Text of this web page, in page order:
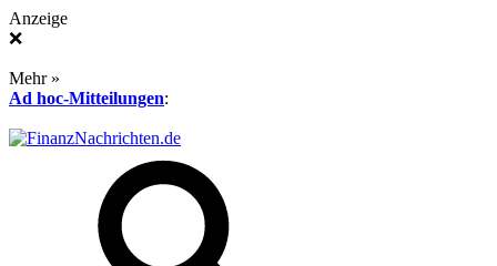
Anzeige
❌
Mehr »
Ad hoc-Mitteilungen: